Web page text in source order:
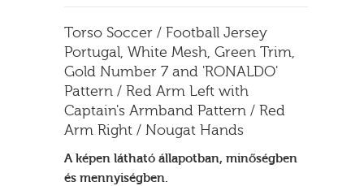
Torso Soccer / Football Jersey
Portugal, White Mesh, Green Trim,
Gold Number 7 and 'RONALDO'
Pattern / Red Arm Left with
Captain's Armband Pattern / Red
Arm Right / Nougat Hands
A képen látható állapotban, minőségben
és mennyiségben.